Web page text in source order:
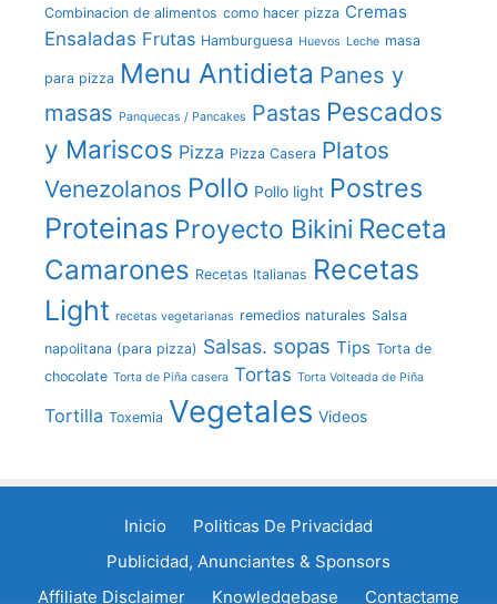
Combinacion de alimentos como hacer pizza Cremas
Ensaladas Frutas Hamburguesa Huevos Leche masa
para pizza Menu Antidieta Panes y
masas Panquecas / Pancakes Pastas Pescados
y Mariscos Pizza Pizza Casera Platos
Venezolanos Pollo Pollo light Postres
Proteinas Proyecto Bikini Receta
Camarones Recetas Italianas Recetas
Light recetas vegetarianas remedios naturales Salsa
napolitana (para pizza) Salsas. sopas Tips Torta de
chocolate Torta de Piña casera Tortas Torta Volteada de Piña
Tortilla Toxemia Vegetales Videos
Inicio
Politicas De Privacidad
Publicidad, Anunciantes & Sponsors
Affiliate Disclaimer
Knowledgebase Contactame